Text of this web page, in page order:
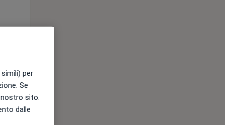
9 Ago
per
Se
sito.
dalle